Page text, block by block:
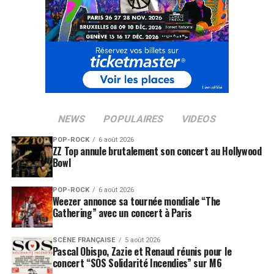
SUJETS ASSOCIÉS: STAR WARS
NEWS POPULAIRES VIDEOS
POP-ROCK 6 août 2026
ZZ Top annule brutalement son concert au Hollywood
Bowl
POP-ROCK 6 août 2026
Weezer annonce sa tournée mondiale “The
Gathering” avec un concert à Paris
SCÈNE FRANÇAISE 5 août 2026
Pascal Obispo, Zazie et Renaud réunis pour le
concert “SOS Solidarité Incendies” sur M6